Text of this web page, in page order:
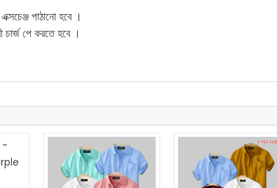
পাঠানো হবে ।
চার্জ পে করতে হবে ।